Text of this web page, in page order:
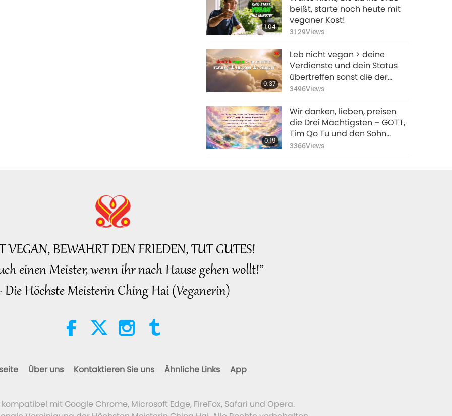
Gewässer rettet, viele rettet,
alle ...
1:04
beißt, starte noch heute mit
veganer Kost!
3129Views
0:37
Leb nicht vegan > deine
Verdienste und dein Status
übertreffen sonst die der
Engel
3496Views
0:19
Wir danken, lieben, preisen
die Drei Mächtigsten – GOTT,
Tim Qo Tu und den Sohn
GOTTES – für Eure
die alle Seelen auf ein
3366Views
VEGAN, BEWAHRT DEN FRIEDEN, TUT GUTES!
einen Meister, wenn ihr nach Hause gehen wollt!”
Die Höchste Meisterin Ching Hai (Veganerin)
Über uns Kontaktieren Sie uns Ähnliche Links App
mit Google Chrome, Microsoft Edge, FireFox, Safari und Opera.